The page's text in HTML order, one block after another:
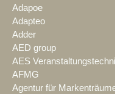
Adapoe
Adapteo
Adder
AED group
AES
AFMG
Agentur für